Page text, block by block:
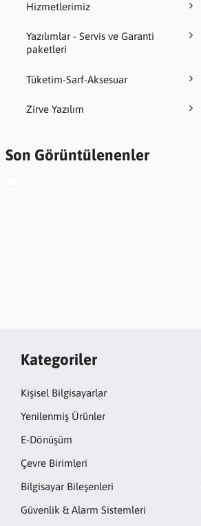
Hizmetlerimiz
Yazılımlar - Servis ve Garanti
paketleri
Tüketim-Sarf-Aksesuar
Zirve Yazılım
Son Görüntülenenler
Kategoriler
Kişisel Bilgisayarlar
Yenilenmiş Ürünler
E-Dönüşüm
Çevre Birimleri
Bilgisayar Bileşenleri
Güvenlik & Alarm Sistemleri